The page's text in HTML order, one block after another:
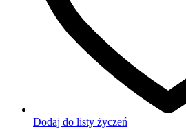
Dodaj do listy życzeń